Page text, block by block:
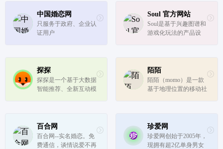
中国婚恋网
只服务于政府、企业认
证用户
Soul 官方网站
Soul是基于兴趣图谱和
游戏化玩法的产品设
打造一个“年轻人的社
交元宇宙”，最终愿景
是“让天下没有孤独的
探探
探探是一个基于大数据
智能推荐、全新互动模
并推送身边与你匹配的
人，帮助用户结识互有
好感的新朋友。
陌陌
陌陌（momo）是一款
基于地理位置的移动社
个人信息和位置，并同
TA聊天互动。通过陌
陌，你可以非常及时的
百合网
百合网--实名婚恋。免
费通信，谈情说爱不再
珍爱网
珍爱网创始于2005年，
现拥有超2亿单身男女